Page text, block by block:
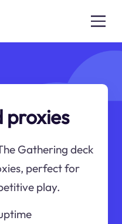
proxies
Gathering deck
perfect for
play.